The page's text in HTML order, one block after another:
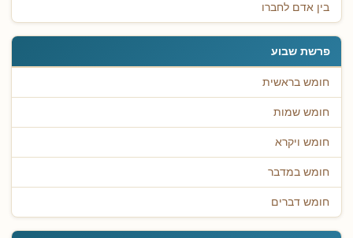
בין אדם לחברו
פרשת שבוע
חומש בראשית
חומש שמות
חומש ויקרא
חומש במדבר
חומש דברים